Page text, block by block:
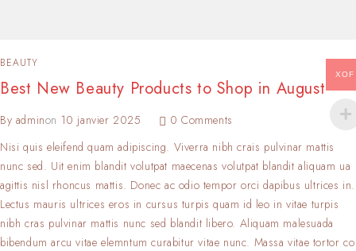
BEAUTY
Best New Beauty Products to Shop in August
By adminon 10 janvier 2025
0 Comments
Nisi quis eleifend quam adipiscing. Viverra nibh crais pulvinar mattis
nunc sed. Uit enim blandit volutpat maecenas volutpat blandit aliquam ua
agittis nisl rhoncus mattis. Donec ac odio tempor orci dapibus ultrices in.
Lectus mauris ultrices eros in cursus turpis quam id leo in vitae turpis
nibh cras pulvinar mattis nunc sed blandit libero. Aliquam malesuada
bibendum arcu vitae elemntum curabitur vitae nunc. Massa vitae tortor co
XOF